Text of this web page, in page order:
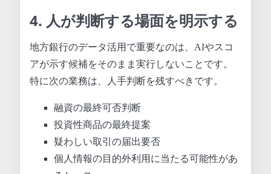
4. 人が判断する場面を明示する
地方銀行のデータ活用で重要なのは、AIやスコ
アが示す候補をそのまま実行しないことです。
特に次の業務は、人手判断を残すべきです。
融資の最終可否判断
投資性商品の最終提案
疑わしい取引の届出要否
個人情報の目的外利用に当たる可能性があ